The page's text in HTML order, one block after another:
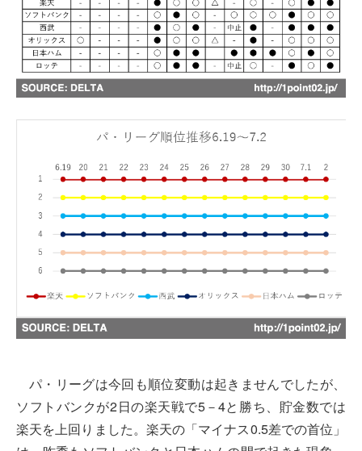
パ・リーグは今回も順位変動は起きませんでしたが、
ソフトバンクが2日の楽天戦で5－4と勝ち、貯金数では
楽天を上回りました。楽天の「マイナス0.5差での首位」